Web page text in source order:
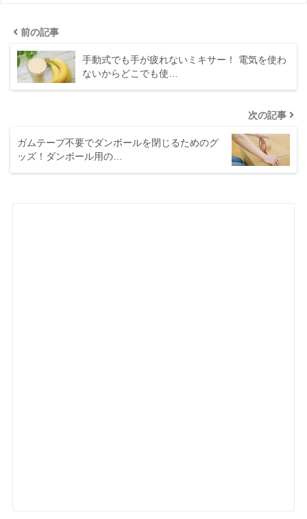
前の記事
手動式でも手が疲れないミキサー！ 電気を使わ
ないからどこでも使…
次の記事
ガムテープ不要でダンボールを閉じるためのグ
ッズ！ダンボール用の…